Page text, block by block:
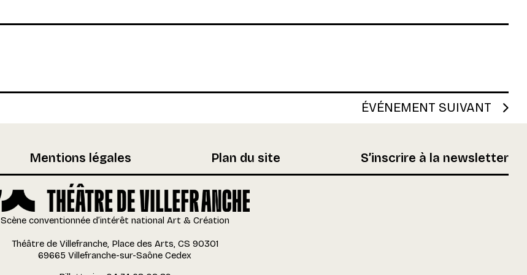
ÉVÉNEMENT SUIVANT
Mentions légales Plan du site S’inscrire à la newsletter
Scène conventionnée d’intérêt national Art & Création
Théâtre de Villefranche, Place des Arts, CS 90301
69665 Villefranche-sur-Saône Cedex